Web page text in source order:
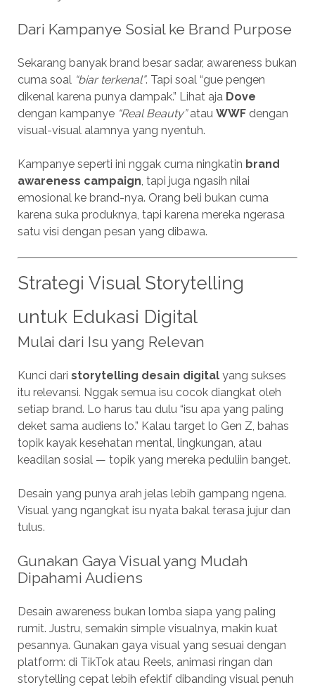
Dari Kampanye Sosial ke Brand Purpose
Sekarang banyak brand besar sadar, awareness bukan
cuma soal “biar terkenal”. Tapi soal “gue pengen
dikenal karena punya dampak.” Lihat aja Dove
dengan kampanye “Real Beauty”atau WWFdengan
visual-visual alamnya yang nyentuh.
Kampanye seperti ini nggak cuma ningkatin brand
awareness campaign, tapi juga ngasih nilai
emosional ke brand-nya. Orang beli bukan cuma
karena suka produknya, tapi karena mereka ngerasa
satu visi dengan pesan yang dibawa.
Strategi Visual Storytelling
untuk Edukasi Digital
Mulai dari Isu yang Relevan
Kunci dari storytelling desain digitalyang sukses
itu relevansi. Nggak semua isu cocok diangkat oleh
setiap brand. Lo harus tau dulu “isu apa yang paling
deket sama audiens lo.” Kalau target lo Gen Z, bahas
topik kayak kesehatan mental, lingkungan, atau
keadilan sosial — topik yang mereka peduliin banget.
Desain yang punya arah jelas lebih gampang ngena.
Visual yang ngangkat isu nyata bakal terasa jujur dan
tulus.
Gunakan Gaya Visual yang Mudah
Dipahami Audiens
Desain awareness bukan lomba siapa yang paling
rumit. Justru, semakin simple visualnya, makin kuat
pesannya. Gunakan gaya visual yang sesuai dengan
platform: di TikTok atau Reels, animasi ringan dan
storytelling cepat lebih efektif dibanding visual penuh